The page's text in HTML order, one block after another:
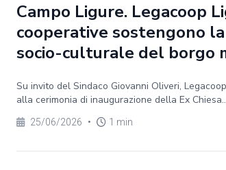
Campo Ligure. Legacoop
cooperative sostengono
socio-culturale del borgo
Su invito del Sindaco Giovanni Oliveri,
alla cerimonia di inaugurazione della Ex
25/06/2026 • 1 min